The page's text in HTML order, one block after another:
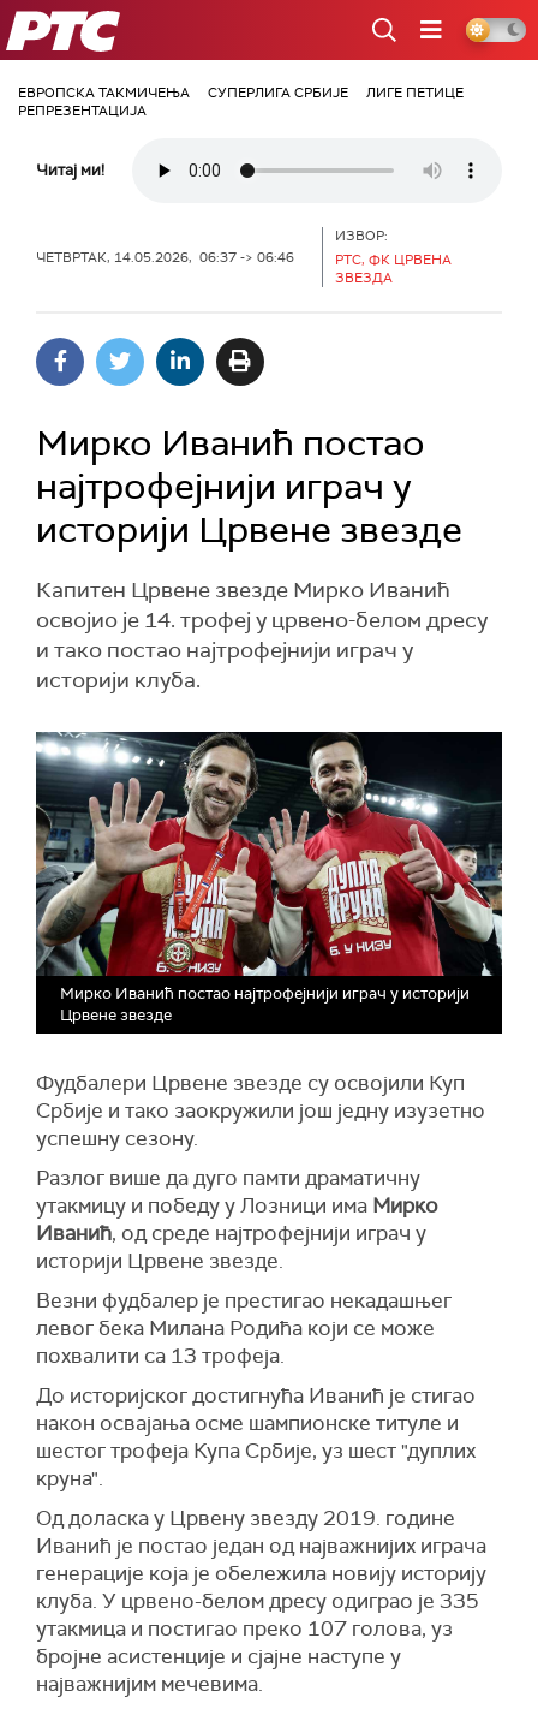
РТС
ЕВРОПСКА ТАКМИЧЕЊА СУПЕРЛИГА СРБИЈЕ
ЛИГЕ ПЕТИЦЕ
РЕПРЕЗЕНТАЦИЈА
Читај ми!
ЧЕТВРТАК, 14.05.2026, 06:37 -> 06:46
ИЗВОР:
РТС, ФК ЦРВЕНА
ЗВЕЗДА
Мирко Иванић постао
најтрофејнији играч у
историји Црвене звезде
Капитен Црвене звезде Мирко Иванић
освојио је 14. трофеј у црвено-белом дресу
и тако постао најтрофејнији играч у
историји клуба.
Мирко Иванић постао најтрофејнији играч у историји
Црвене звезде
Фудбалери Црвене звезде су освојили Куп
Србије и тако заокружили још једну изузетно
успешну сезону.
Разлог више да дуго памти драматичну
утакмицу и победу у Лозници има Мирко
Иванић, од среде најтрофејнији играч у
историји Црвене звезде.
Везни фудбалер је престигао некадашњег
левог бека Милана Родића који се може
похвалити са 13 трофеја.
До историјског достигнућа Иванић је стигао
након освајања осме шампионске титуле и
шестог трофеја Купа Србије, уз шест "дуплих
круна".
Од доласка у Црвену звезду 2019. године
Иванић је постао један од најважнијих играча
генерације која је обележила новију историју
клуба. У црвено-белом дресу одиграо је 335
утакмица и постигао преко 107 голова, уз
бројне асистенције и сјајне наступе у
најважнијим мечевима.